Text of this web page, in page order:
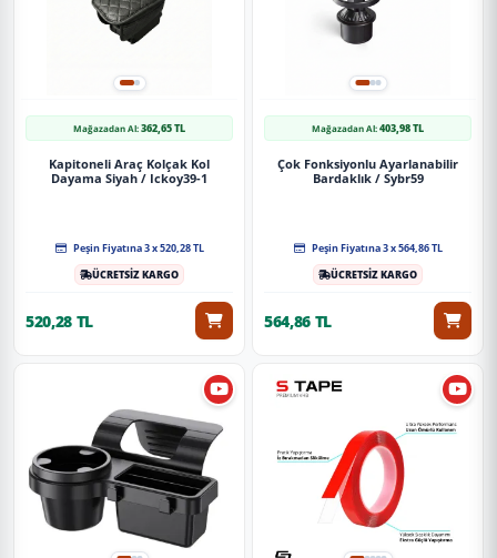
Mağazadan Al:362,65 TL
Kapitoneli Araç Kolçak Kol
Dayama Siyah / Ickoy39-1
Peşin Fiyatına 3 x 520,28 TL
ÜCRETSİZ KARGO
520,28 TL
Mağazadan Al:403,98 TL
Çok Fonksiyonlu Ayarlanabilir
Bardaklık / Sybr59
Peşin Fiyatına 3 x 564,86 TL
ÜCRETSİZ KARGO
564,86 TL